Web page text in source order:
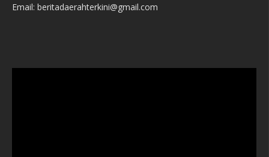
Email: beritadaerahterkini@gmail.com